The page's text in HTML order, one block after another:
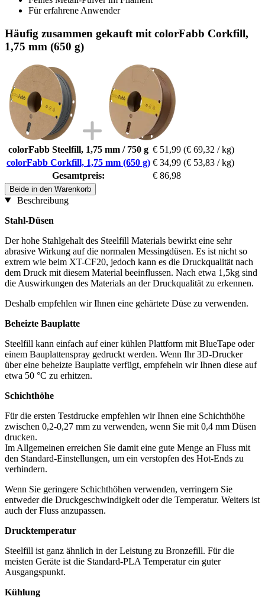
Für erfahrene Anwender
Häufig zusammen gekauft mit colorFabb Corkfill,
1,75 mm (650 g)
colorFabb Steelfill, 1,75 mm / 750 g € 51,99 (€ 69,32 / kg)
colorFabb Corkfill, 1,75 mm (650 g) € 34,99 (€ 53,83 / kg)
Gesamtpreis:
€ 86,98
Beide in den Warenkorb
Beschreibung
Stahl-Düsen
Der hohe Stahlgehalt des Steelfill Materials bewirkt eine sehr
abrasive Wirkung auf die normalen Messingdüsen. Es ist nicht so
extrem wie beim XT-CF20, jedoch kann es die Druckqualität nach
dem Druck mit diesem Material beeinflussen. Nach etwa 1,5kg sind
die Auswirkungen des Materials an der Druckqualität zu erkennen.
Deshalb empfehlen wir Ihnen eine gehärtete Düse zu verwenden.
Beheizte Bauplatte
Steelfill kann einfach auf einer kühlen Plattform mit BlueTape oder
einem Bauplattenspray gedruckt werden. Wenn Ihr 3D-Drucker
über eine beheizte Bauplatte verfügt, empfeheln wir Ihnen diese auf
etwa 50 °C zu erhitzen.
Schichthöhe
Für die ersten Testdrucke empfehlen wir Ihnen eine Schichthöhe
zwischen 0,2-0,27 mm zu verwenden, wenn Sie mit 0,4 mm Düsen
drucken.
Im Allgemeinen erreichen Sie damit eine gute Menge an Fluss mit
den Standard-Einstellungen, um ein verstopfen des Hot-Ends zu
verhindern.
Wenn Sie geringere Schichthöhen verwenden, verringern Sie
entweder die Druckgeschwindigkeit oder die Temperatur. Weiters ist
auch der Fluss anzupassen.
Drucktemperatur
Steelfill ist ganz ähnlich in der Leistung zu Bronzefill. Für die
meisten Geräte ist die Standard-PLA Temperatur ein guter
Ausgangspunkt.
Kühlung